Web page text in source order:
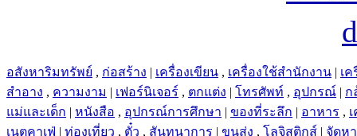
เ
สำอาง,ความงาม|เฟอร์นิเจอร์,ตกแต่ง |โทรศัพท์,อุปกรณ์ |ก
แม่และเด็ก|หนังสือ ,อุปกรณ์การศึกษา| ของที่ระลึก |อาหาร ,
เนตคาเฟ่|ท่องเที่ยว ตั๋ว,สันทนาการ| ขนส่ง,โลจิสติกส์|จัดห
กฎหมาย , บัญชี|สถาบัน ,สถานศึกษา |ป้าย, สิ่งพิมพ์|เกมส์|ยิม